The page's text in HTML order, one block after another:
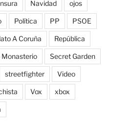
Navidad ojos
Política PP PSOE
A Coruña República
Monasterio Secret Garden
streetfighter Video
Vox xbox